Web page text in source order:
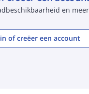
en
of creëer een account